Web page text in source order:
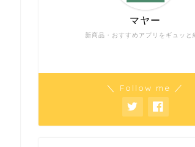
新商品・おすすめアプリをギュッと
マヤー
＼ Follow me ／